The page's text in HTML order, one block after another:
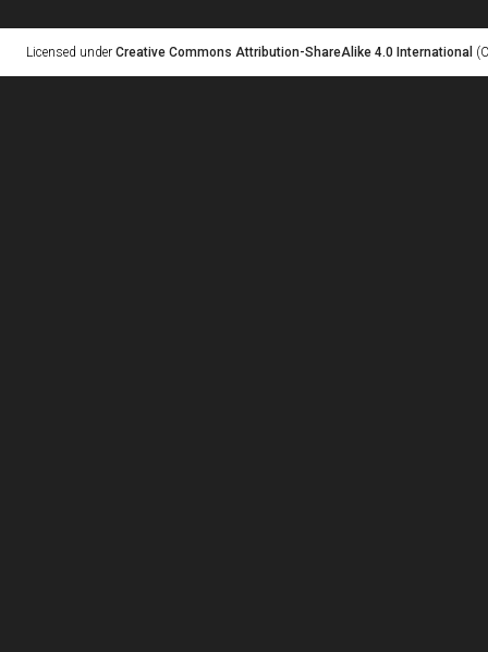
Licensed under Creative Commons Attribution-ShareAlike 4.0 International